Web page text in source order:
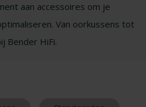
aan accessoires om je
Van oorkussens tot
Bender HiFi.